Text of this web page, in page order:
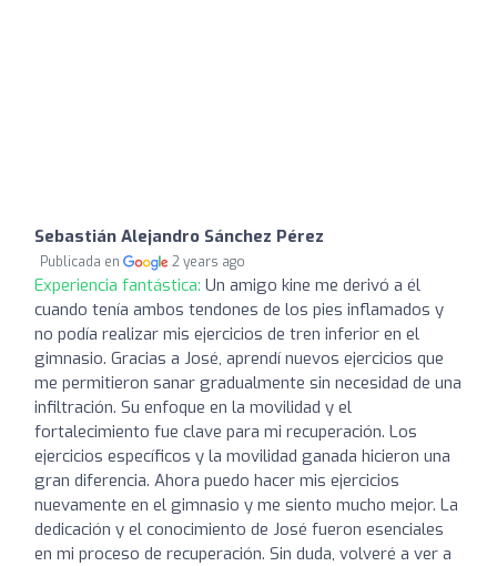
Sebastián Alejandro Sánchez Pérez
Publicada en 2 years ago
Experiencia fantástica: Un amigo kine me derivó a él
cuando tenía ambos tendones de los pies inflamados y
no podía realizar mis ejercicios de tren inferior en el
gimnasio. Gracias a José, aprendí nuevos ejercicios que
me permitieron sanar gradualmente sin necesidad de una
infiltración. Su enfoque en la movilidad y el
fortalecimiento fue clave para mi recuperación. Los
ejercicios específicos y la movilidad ganada hicieron una
gran diferencia. Ahora puedo hacer mis ejercicios
nuevamente en el gimnasio y me siento mucho mejor. La
dedicación y el conocimiento de José fueron esenciales
en mi proceso de recuperación. Sin duda, volveré a ver a